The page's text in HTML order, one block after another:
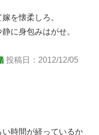
を懐柔しろ。
に身包みはがせ。
投稿日：2012/12/05
時間が経っているか